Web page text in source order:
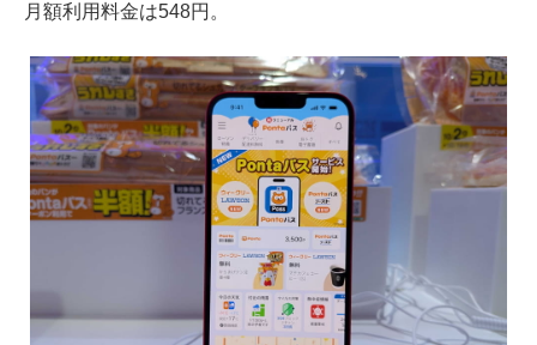
月額利用料金は548円。